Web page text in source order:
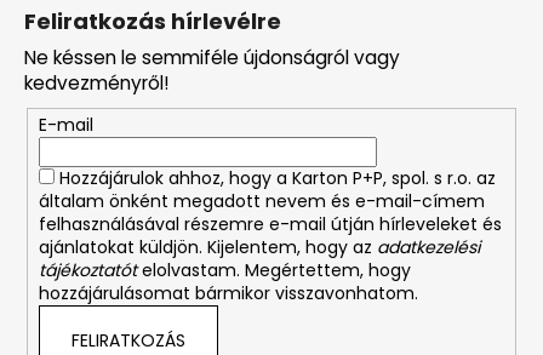
Feliratkozás hírlevélre
Ne késsen le semmiféle újdonságról vagy
kedvezményről!
E-mail
Hozzájárulok ahhoz, hogy a Karton P+P, spol. s r.o. az
általam önként megadott nevem és e-mail-címem
felhasználásával részemre e-mail útján hírleveleket és
ajánlatokat küldjön. Kijelentem, hogy az adatkezelési
tájékoztatótelolvastam. Megértettem, hogy
hozzájárulásomat bármikor visszavonhatom.
FELIRATKOZÁS